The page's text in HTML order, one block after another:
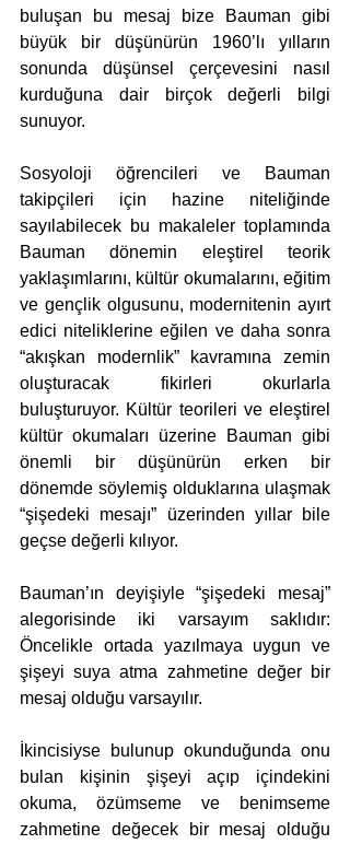
buluşan bu mesaj bize Bauman gibi
büyük bir düşünürün 1960’lı yılların
sonunda düşünsel çerçevesini nasıl
kurduğuna dair birçok değerli bilgi
sunuyor.
Sosyoloji öğrencileri ve Bauman
takipçileri için hazine niteliğinde
sayılabilecek bu makaleler toplamında
Bauman dönemin eleştirel teorik
yaklaşımlarını, kültür okumalarını, eğitim
ve gençlik olgusunu, modernitenin ayırt
edici niteliklerine eğilen ve daha sonra
“akışkan modernlik” kavramına zemin
oluşturacak fikirleri okurlarla
buluşturuyor. Kültür teorileri ve eleştirel
kültür okumaları üzerine Bauman gibi
önemli bir düşünürün erken bir
dönemde söylemiş olduklarına ulaşmak
“şişedeki mesajı” üzerinden yıllar bile
geçse değerli kılıyor.
Bauman’ın deyişiyle “şişedeki mesaj”
alegorisinde iki varsayım saklıdır:
Öncelikle ortada yazılmaya uygun ve
şişeyi suya atma zahmetine değer bir
mesaj olduğu varsayılır.
İkincisiyse bulunup okunduğunda onu
bulan kişinin şişeyi açıp içindekini
okuma, özümseme ve benimseme
zahmetine değecek bir mesaj olduğu